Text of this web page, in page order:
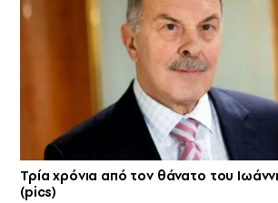
Τρία χρόνια από τον θάνατο του
(pics)